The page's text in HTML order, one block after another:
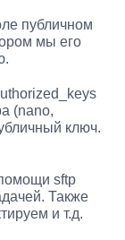
публичном
мы его
(nano,
ключ.
sftp
Также
и т.д.